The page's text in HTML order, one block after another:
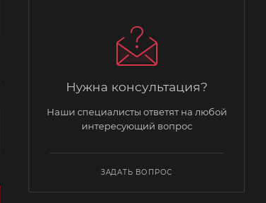
Нужна консультация?
Наши специалисты ответят на любой
интересующий вопрос
ЗАДАТЬ ВОПРОС